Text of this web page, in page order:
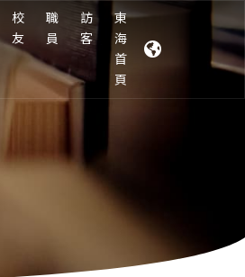
校
友
職
員
訪
客
東
海
首
頁